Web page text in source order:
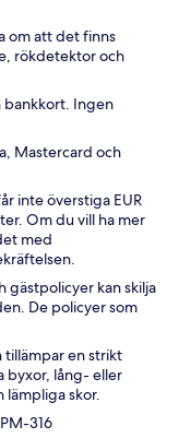
om att det finns
rökdetektor och
Ingen
Mastercard och
inte överstiga EUR
Om du vill ha mer
med
gästpolicyer kan skilja
De policyer som
en strikt
byxor, lång- eller
lämpliga skor.
316